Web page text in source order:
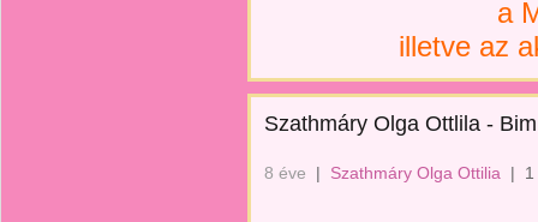
a
illetve az
Szathmáry Olga Ottlila -
8 éve | Szathmáry Olga Ottilia |